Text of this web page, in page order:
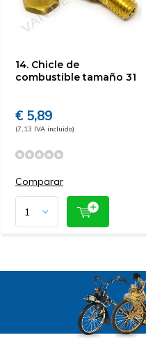
14. Chicle de
combustible tamaño 31
€ 5,89
(7,13 IVA incluido)
Comparar